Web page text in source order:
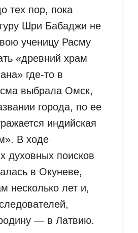
тех пор, пока
Шри Бабаджи не
ученицу Расму
«древний храм
где-то в
выбрала Омск,
города, по ее
индийская
В ходе
духовных поисков
в Окуневе,
несколько лет и,
— в Латвию.